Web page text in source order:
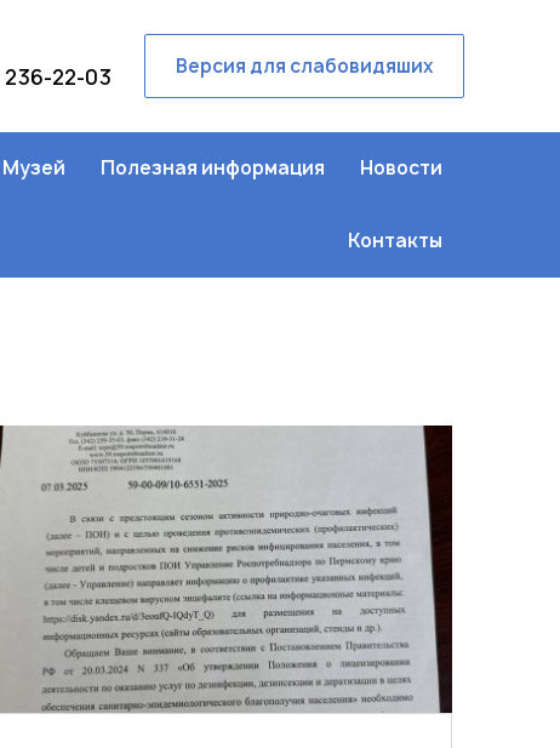
236-22-03 Версия для слабовидяших
Музей Полезная информация Новости
Контакты